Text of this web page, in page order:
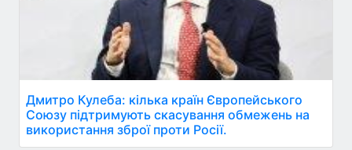
Дмитро Кулеба: кілька країн Європейського
Союзу підтримують скасування обмежень на
використання зброї проти Росії.